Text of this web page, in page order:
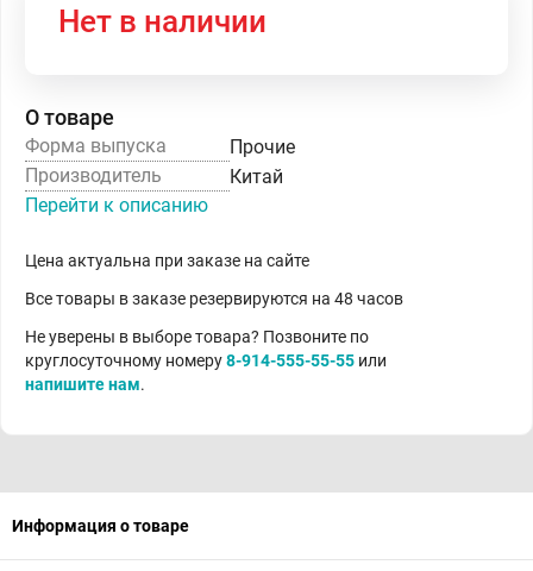
Нет в наличии
О товаре
Форма выпуска
Прочие
Производитель
Китай
Перейти к описанию
Цена актуальна при заказе на сайте
Все товары в заказе резервируются на 48 часов
Не уверены в выборе товара? Позвоните по
круглосуточному номеру8-914-555-55-55 или
напишите нам.
Информация о товаре